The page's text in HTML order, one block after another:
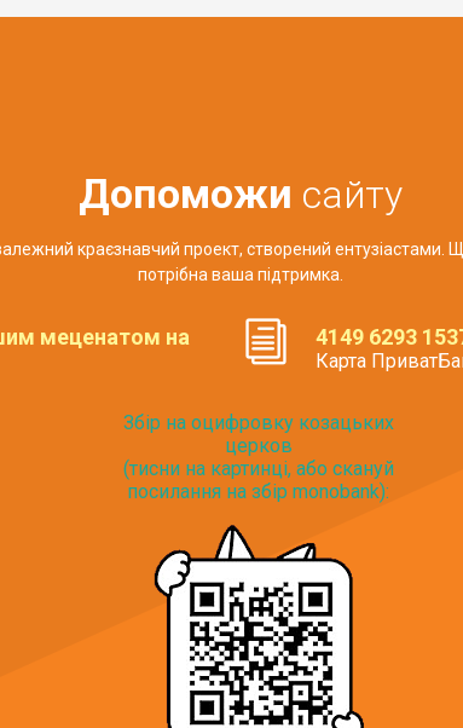
Допоможи сайту
краєзнавчий проект, створений
потрібна ваша підтримка.
меценатом на
4149 6293
Карта
Збір на оцифровку козацьких
церков
(тисни на картинці, або скануй
посилання на збір monobank):